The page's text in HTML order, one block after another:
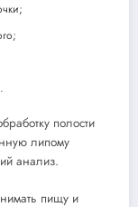
полости
липому
анализ.
пищу и